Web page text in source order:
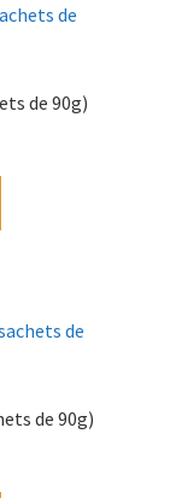
de 90g)
de 90g)